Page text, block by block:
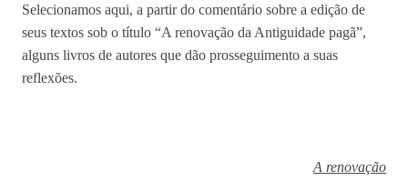
Selecionamos aqui, a partir do comentário sobre a edição de
seus textos sob o título “A renovação da Antiguidade pagã”,
alguns livros de autores que dão prosseguimento a suas
reflexões.
A renovação